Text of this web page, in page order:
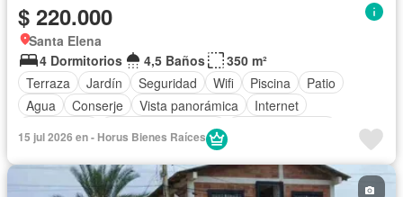
$ 220.000
Santa Elena
4 Dormitorios
4,5 Baños
350 m²
Terraza
Jardín Seguridad Wifi Piscina
Patio
Agua
Conserje Vista panorámica
Internet
Armario empotrado
Balcón
15 jul 2026 en - Horus Bienes Raíces